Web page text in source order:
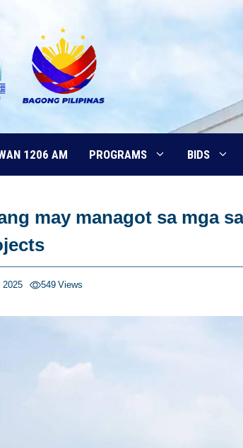
1206 AM PROGRAMS BIDS
may managot sa mga
2025 549 Views